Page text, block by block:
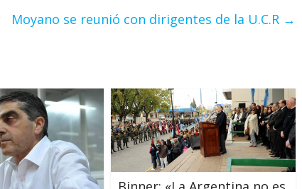
Moyano se reunió con dirigentes de la U.C.R →